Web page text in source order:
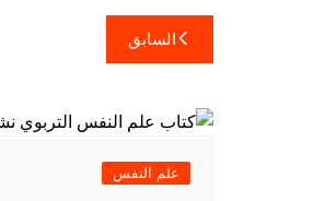
تصفّح
المقالات
السابق
علم النفس